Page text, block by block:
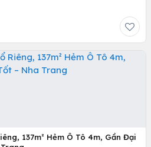
137m² Hẻm Ô Tô 4m, Gần Đại